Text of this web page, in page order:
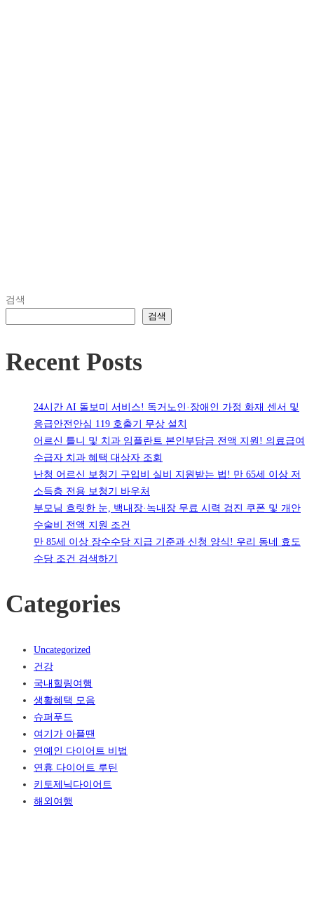
검색
검색
Recent Posts
24시간 AI 돌보미 서비스! 독거노인·장애인 가정 화재 센서 및
응급안전안심 119 호출기 무상 설치
어르신 틀니 및 치과 임플란트 본인부담금 전액 지원! 의료급여
수급자 치과 혜택 대상자 조회
난청 어르신 보청기 구입비 실비 지원받는 법! 만 65세 이상 저
소득층 전용 보청기 바우처
부모님 흐릿한 눈, 백내장·녹내장 무료 시력 검진 쿠폰 및 개안
수술비 전액 지원 조건
만 85세 이상 장수수당 지급 기준과 신청 양식! 우리 동네 효도
수당 조건 검색하기
Categories
Uncategorized
건강
국내힐링여행
생활혜택 모음
슈퍼푸드
여기가 아플땐
연예인 다이어트 비법
연휴 다이어트 루틴
키토제닉다이어트
해외여행